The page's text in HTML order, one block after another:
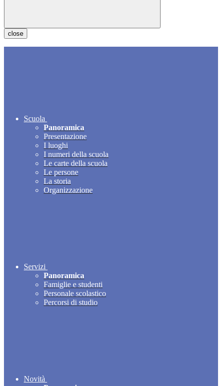
close
Scuola
Panoramica
Presentazione
I luoghi
I numeri della scuola
Le carte della scuola
Le persone
La storia
Organizzazione
Servizi
Panoramica
Famiglie e studenti
Personale scolastico
Percorsi di studio
Novità